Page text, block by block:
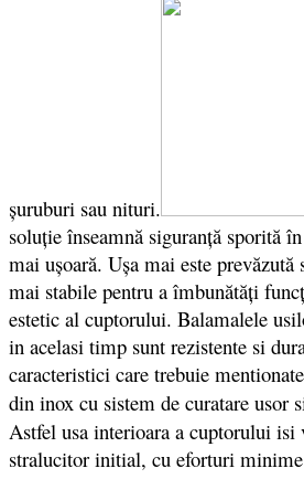
şuruburi sau nituri.
soluţie înseamnă siguranţă sporită
mai uşoară. Uşa mai este
mai stabile pentru a îmbunătăţi
estetic al cuptorului. Balamalele
in acelasi timp sunt rezistente si
caracteristici care trebuie
din inox cu sistem de curatare usor
Astfel usa interioara a cuptorului isi
stralucitor initial, cu eforturi